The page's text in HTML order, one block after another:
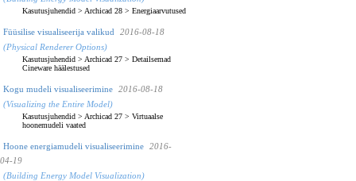
Kasutusjuhendid > Archicad 28 > Energiaarvutused
Füüsilise visualiseerija valikud
2016-08-18
(Physical Renderer Options)
Kasutusjuhendid > Archicad 27 > Detailsemad
Cineware häälestused
Kogu mudeli visualiseerimine
2016-08-18
(Visualizing the Entire Model)
Kasutusjuhendid > Archicad 27 > Virtuaalse
hoonemudeli vaated
Hoone energiamudeli visualiseerimine
2016-
04-19
(Building Energy Model Visualization)